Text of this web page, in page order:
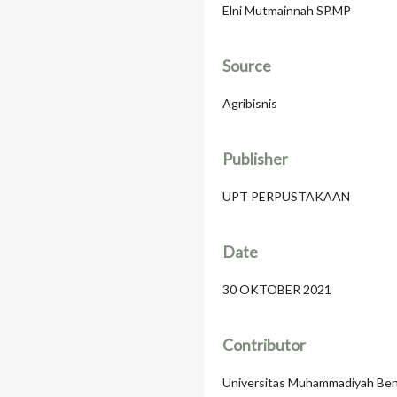
Elni Mutmainnah SP.MP
Source
Agribisnis
Publisher
UPT PERPUSTAKAAN
Date
30 OKTOBER 2021
Contributor
Universitas Muhammadiyah